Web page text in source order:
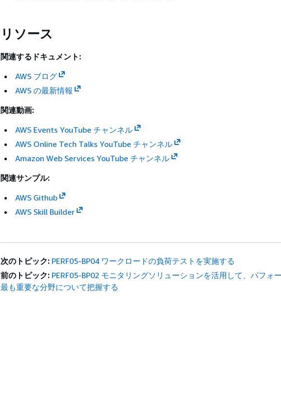
リソース
関連するドキュメント:
AWS ブログ
AWS の最新情報
関連動画:
AWS Events YouTube チャンネル
AWS Online Tech Talks YouTube チャンネル
Amazon Web Services YouTube チャンネル
関連サンプル:
AWS Github
AWS Skill Builder
次のトピック: PERF05-BP04 ワークロードの負荷テストを実施する
前のトピック: PERF05-BP02 モニタリングソリューションを活用して、パフォ
最も重要な分野について把握する